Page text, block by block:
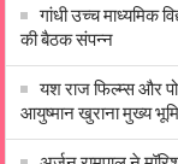
गांधी उच्च माध्यमिक
की बैठक संपन्न
यश राज फिल्म्स और
आयुष्मान खुराना मुख्य